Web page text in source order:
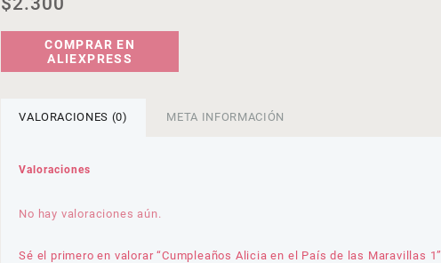
COMPRAR EN
ALIEXPRESS
VALORACIONES (0) META INFORMACIÓN
Valoraciones
No hay valoraciones aún.
Sé el primero en valorar “Cumpleaños Alicia en el País de las Maravillas 1”